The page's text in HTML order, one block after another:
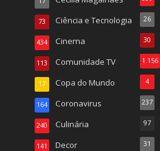
Ciência e Tecnologia
73
Cinema
434
Comunidade TV
113
Copa do Mundo
17
Coronavirus
164
Culinária
240
Decor
141
26
30
1.156
4
237
97
31